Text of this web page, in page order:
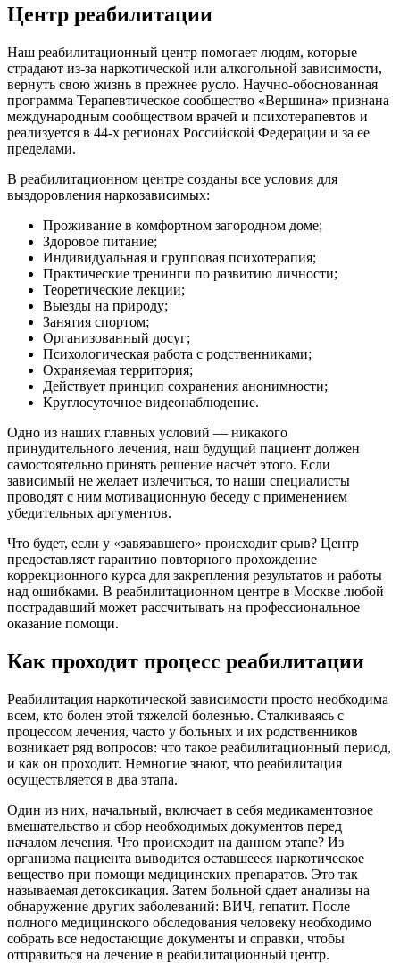
Центр реабилитации
Наш реабилитационный центр помогает людям, которые
страдают из-за наркотической или алкогольной зависимости,
вернуть свою жизнь в прежнее русло. Научно-обоснованная
программа Терапевтическое сообщество «Вершина» признана
международным сообществом врачей и психотерапевтов и
реализуется в 44-х регионах Российской Федерации и за ее
пределами.
В реабилитационном центре созданы все условия для
выздоровления наркозависимых:
Проживание в комфортном загородном доме;
Здоровое питание;
Индивидуальная и групповая психотерапия;
Практические тренинги по развитию личности;
Теоретические лекции;
Выезды на природу;
Занятия спортом;
Организованный досуг;
Психологическая работа с родственниками;
Охраняемая территория;
Действует принцип сохранения анонимности;
Круглосуточное видеонаблюдение.
Одно из наших главных условий — никакого
принудительного лечения, наш будущий пациент должен
самостоятельно принять решение насчёт этого. Если
зависимый не желает излечиться, то наши специалисты
проводят с ним мотивационную беседу с применением
убедительных аргументов.
Что будет, если у «завязавшего» происходит срыв? Центр
предоставляет гарантию повторного прохождение
коррекционного курса для закрепления результатов и работы
над ошибками. В реабилитационном центре в Москве любой
пострадавший может рассчитывать на профессиональное
оказание помощи.
Как проходит процесс реабилитации
Реабилитация наркотической зависимости просто необходима
всем, кто болен этой тяжелой болезнью. Сталкиваясь с
процессом лечения, часто у больных и их родственников
возникает ряд вопросов: что такое реабилитационный период,
и как он проходит. Немногие знают, что реабилитация
осуществляется в два этапа.
Один из них, начальный, включает в себя медикаментозное
вмешательство и сбор необходимых документов перед
началом лечения. Что происходит на данном этапе? Из
организма пациента выводится оставшееся наркотическое
вещество при помощи медицинских препаратов. Это так
называемая детоксикация. Затем больной сдает анализы на
обнаружение других заболеваний: ВИЧ, гепатит. После
полного медицинского обследования человеку необходимо
собрать все недостающие документы и справки, чтобы
отправиться на лечение в реабилитационный центр.